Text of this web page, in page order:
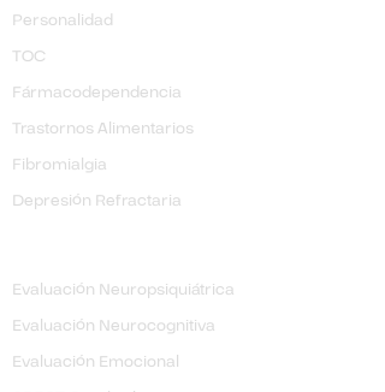
Personalidad
TOC
​Fármacodependencia
Trastornos Alimentarios
Fibromialgia
Depresión Refractaria
Evaluación Neuropsiquiátrica
Evaluación Neurocognitiva
Evaluación Emocional